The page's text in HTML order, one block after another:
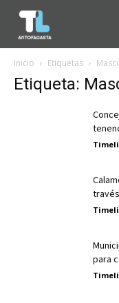
Inicio Etiquetas
Etiqueta:
para